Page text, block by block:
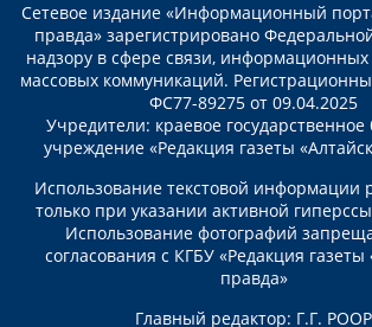
Сетевое издание «Информационный
правда» зарегистрировано
надзору в сфере связи, информационных
массовых коммуникаций.
ФС77-89275 от 09.04.2025
Учредители: краевое
учреждение «Редакция газеты
Использование текстовой информации
только при указании активной
Использование фотографий
согласования с КГБУ «Редакция газеты
правда»
Главный редактор: Г.Г. РООР